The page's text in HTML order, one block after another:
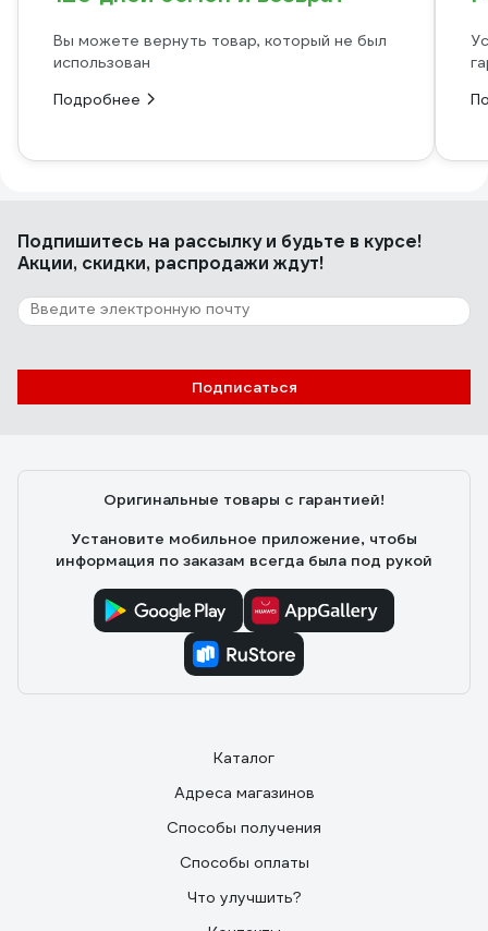
Вы можете вернуть товар, который не был
использован
Подробнее
Подпишитесь на рассылкуи будьте в курсе!
Акции, скидки, распродажи ждут!
Подписаться
Оригинальные товары с гарантией!
Установите мобильное приложение, чтобы
информация по заказам всегда была под рукой
Каталог
Адреса магазинов
Способы получения
Способы оплаты
Что улучшить?